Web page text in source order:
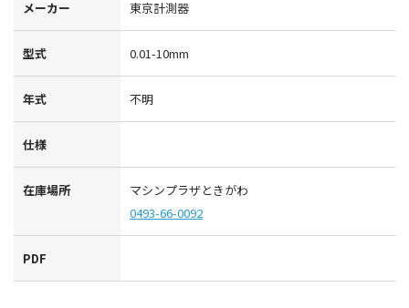
メーカー 東京計測器
型式 0.01-10mm
年式 不明
仕様
在庫場所
マシンプラザときがわ
0493-66-0092
PDF